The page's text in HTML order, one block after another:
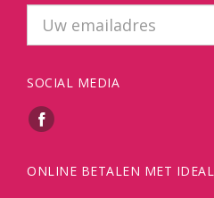
SOCIAL MEDIA
ONLINE BETALEN MET IDEAL